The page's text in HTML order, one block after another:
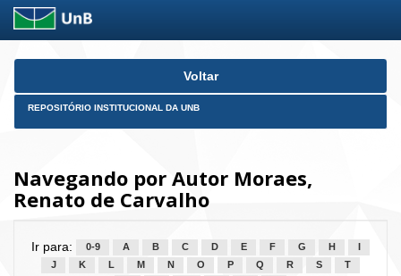
Skip
Voltar
REPOSITÓRIO INSTITUCIONAL DA UNB
Navegando por Autor Moraes,
Renato de Carvalho
Ir para: 0-9 A B C D E F G H
J
K L M N O P Q R S
T